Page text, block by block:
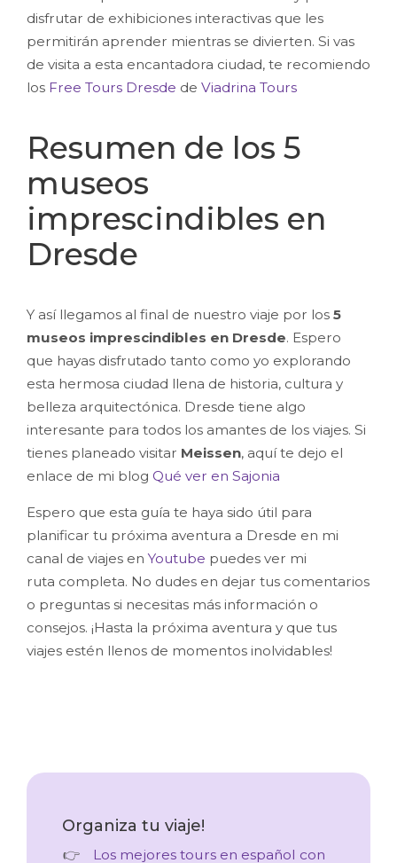
disfrutar de exhibiciones interactivas que les
permitirán aprender mientras se divierten. Si vas
de visita a esta encantadora ciudad, te recomiendo
los Free Tours Dresde de Viadrina Tours
Resumen de los 5
museos
imprescindibles en
Dresde
Y así llegamos al final de nuestro viaje por los 5
museos imprescindibles en Dresde. Espero
que hayas disfrutado tanto como yo explorando
esta hermosa ciudad llena de historia, cultura y
belleza arquitectónica. Dresde tiene algo
interesante para todos los amantes de los viajes. Si
tienes planeado visitar Meissen, aquí te dejo el
enlace de mi blog Qué ver en Sajonia
Espero que esta guía te haya sido útil para
planificar tu próxima aventura a Dresde en mi
canal de viajes enYoutube puedes ver mi
ruta completa. No dudes en dejar tus comentarios
o preguntas si necesitas más información o
consejos. ¡Hasta la próxima aventura y que tus
viajes estén llenos de momentos inolvidables!
Organiza tu viaje!
Los mejores tours en español con